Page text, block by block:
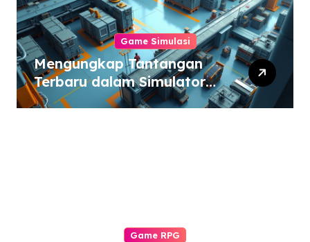
Game Simulasi
Mengungkap Tantangan
Terbaru dalam Simulator
Pabrik dan Otomatisasi
Game RPG